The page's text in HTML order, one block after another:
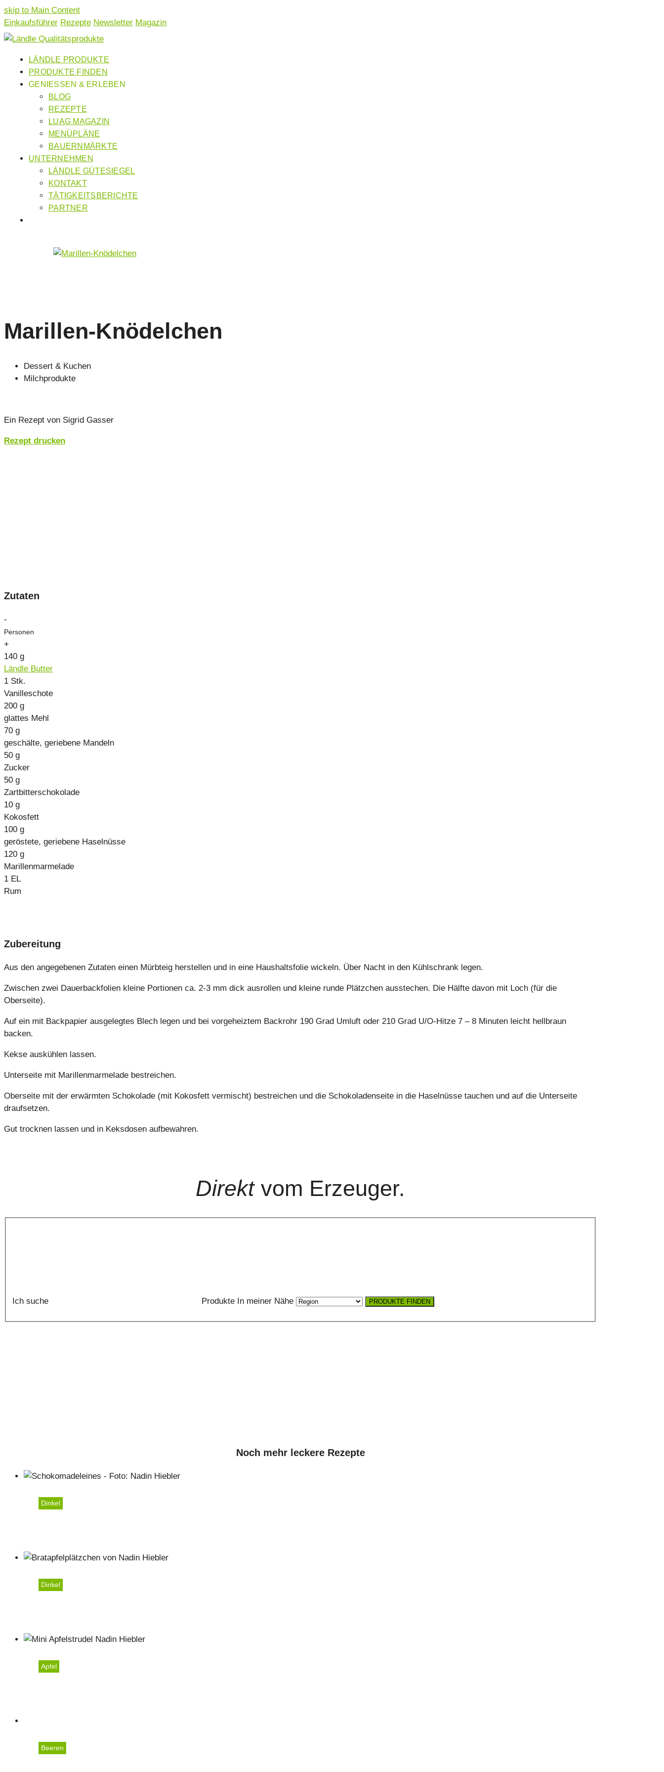
skip to Main Content
Einkaufsführer Rezepte Newsletter Magazin
LÄNDLE PRODUKTE
PRODUKTE FINDEN
GENIESSEN & ERLEBEN
BLOG
REZEPTE
LUAG MAGAZIN
MENÜPLÄNE
BAUERNMÄRKTE
UNTERNEHMEN
LÄNDLE GÜTESIEGEL
KONTAKT
TÄTIGKEITSBERICHTE
PARTNER
Marillen-Knödelchen
Dessert & Kuchen
Milchprodukte
Ein Rezept von Sigrid Gasser
Rezept drucken
Zutaten
-
Personen
+
140 g
Ländle Butter
1 Stk.
Vanilleschote
200 g
glattes Mehl
70 g
geschälte, geriebene Mandeln
50 g
Zucker
50 g
Zartbitterschokolade
10 g
Kokosfett
100 g
geröstete, geriebene Haselnüsse
120 g
Marillenmarmelade
1 EL
Rum
Zubereitung
Aus den angegebenen Zutaten einen Mürbteig herstellen und in eine Haushaltsfolie wickeln. Über Nacht in den Kühlschrank legen.
Zwischen zwei Dauerbackfolien kleine Portionen ca. 2-3 mm dick ausrollen und kleine runde Plätzchen ausstechen. Die Hälfte davon mit Loch (für die
Oberseite).
Auf ein mit Backpapier ausgelegtes Blech legen und bei vorgeheiztem Backrohr 190 Grad Umluft oder 210 Grad U/O-Hitze 7 – 8 Minuten leicht hellbraun
backen.
Kekse auskühlen lassen.
Unterseite mit Marillenmarmelade bestreichen.
Oberseite mit der erwärmten Schokolade (mit Kokosfett vermischt) bestreichen und die Schokoladenseite in die Haselnüsse tauchen und auf die Unterseite
draufsetzen.
Gut trocknen lassen und in Keksdosen aufbewahren.
Direktvom Erzeuger.
Ich suche Produkte In meiner Nähe PRODUKTE FINDEN
Noch mehr leckere Rezepte
Dinkel
Dinkel
Apfel
Beeren